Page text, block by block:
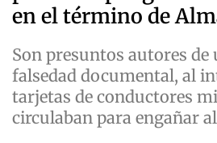
en el término de
Son presuntos autores de
falsedad documental, al
tarjetas de conductores
circulaban para engañar